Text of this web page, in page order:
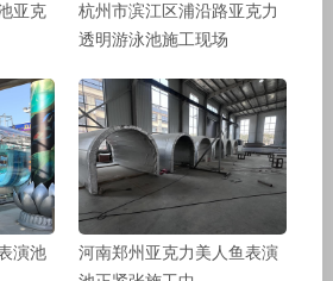
亚克
杭州市滨江区浦沿路亚克力
透明游泳池施工现场
演池
河南郑州亚克力美人鱼表演